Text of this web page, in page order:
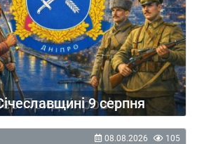
9 серпня
08.08.2026 105